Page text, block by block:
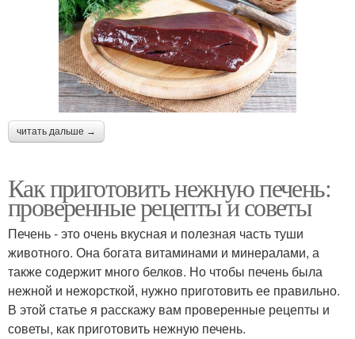
читать дальше →
Как приготовить нежную печень:
проверенные рецепты и советы
Печень - это очень вкусная и полезная часть туши
животного. Она богата витаминами и минералами, а
также содержит много белков. Но чтобы печень была
нежной и нежорсткой, нужно приготовить ее правильно.
В этой статье я расскажу вам проверенные рецепты и
советы, как приготовить нежную печень.